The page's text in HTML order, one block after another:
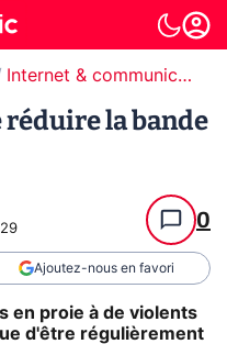
Internet & communication
réduire la bande
0
Ajoutez-nous en favori
en proie à de violents
d'être régulièrement